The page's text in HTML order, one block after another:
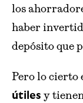
los
haber
depósito que
Pero lo cierto
útiles y